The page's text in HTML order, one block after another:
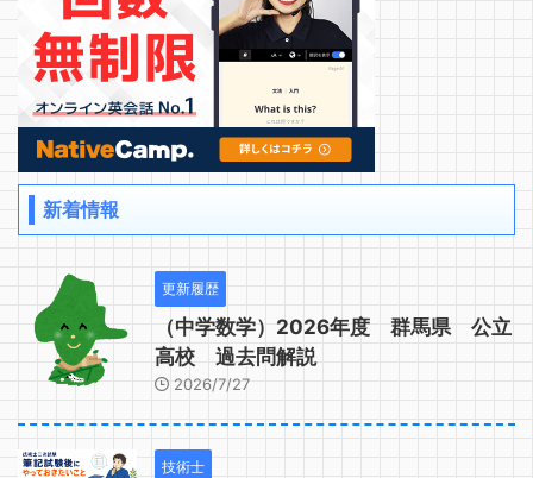
新着情報
更新履歴
（中学数学）2026年度 群馬県 公立
高校 過去問解説
2026/7/27
技術士